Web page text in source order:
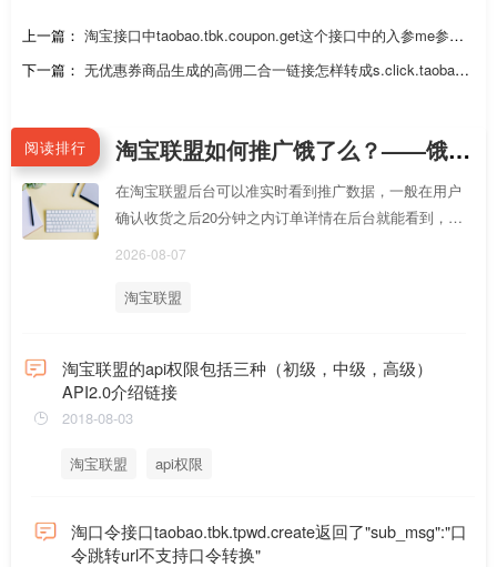
上一篇： 淘宝接口中taobao.tbk.coupon.get这个接口中的入参me参数
从哪获取的？
下一篇： 无优惠券商品生成的高佣二合一链接怎样转成s.click.taobao.c
阅读排行 淘宝联盟如何推广饿了么？——饿了么聚合页CPS推广（佣金6%起）
在淘宝联盟后台可以准实时看到推广数据，一般在用户
确认收货之后20分钟之内订单详情在后台就能看到，总
2026-08-07
淘宝联盟
淘宝联盟的api权限包括三种（初级，中级，高级）
API2.0介绍链接
2018-08-03
淘宝联盟 api权限
淘口令接口taobao.tbk.tpwd.create返回了"sub_msg":"口
令跳转url不支持口令转换"